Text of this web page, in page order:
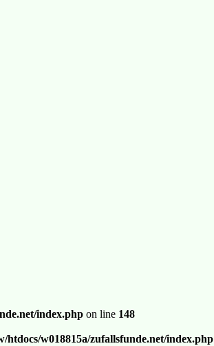
index.php on line 148
htdocs/w018815a/zufallsfunde.net/index.php